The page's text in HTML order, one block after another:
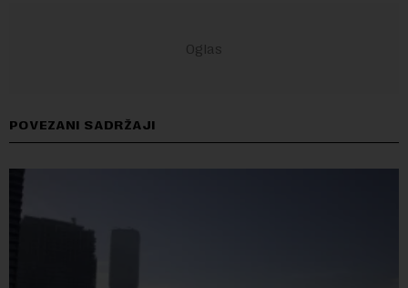
POVEZANI SADRŽAJI